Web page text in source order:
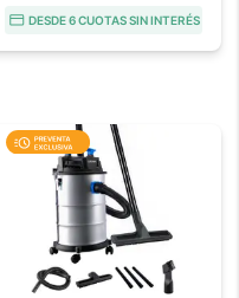
DESDE 6 CUOTAS SIN INTERÉS